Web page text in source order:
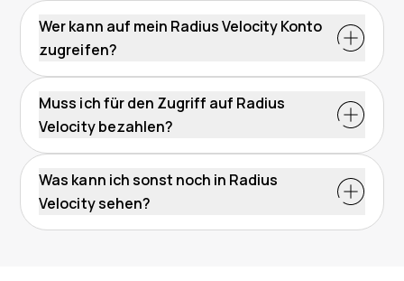
Kunde bei uns sein. Ihre Login-Zugang erhalten Sie
automatisch im Registrierungsvorgang Ihrer
Tankkarte.
Wer kann auf mein Radius Velocity Konto
zugreifen?
Es gibt einen Hauptansprechpartner, welcher Zugriff
auf das Konto hat. Darüber hinaus können sie weiteren
Mitarbeitern Zugriff gewähren und die
Berechtigungen regeln.
Muss ich für den Zugriff auf Radius
Velocity bezahlen?
Nein, für unsere Kunden ist das Verwalten der
Tankkarten mit Radius Velocity völlig kostenlos.
Was kann ich sonst noch in Radius
Velocity sehen?
Neben den Tankbelegen und Rechnungen können Sie